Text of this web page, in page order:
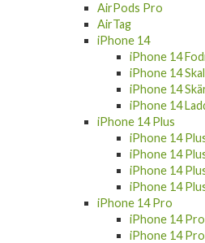
AirPods Pro
AirTag
iPhone 14
iPhone 14
iPhone 14 Skal
iPhone 14
iPhone 14
iPhone 14 Plus
iPhone 14
iPhone 14
iPhone 14
iPhone 14
iPhone 14 Pro
iPhone 14
iPhone 14 Pro